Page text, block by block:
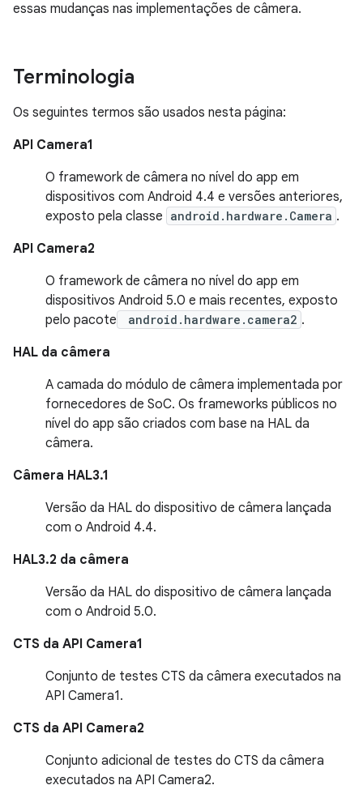
essas mudanças nas implementações de câmera.
Terminologia
Os seguintes termos são usados nesta página:
API Camera1
O framework de câmera no nível do app em
dispositivos com Android 4.4 e versões anteriores,
exposto pela classe android.hardware.Camera .
API Camera2
O framework de câmera no nível do app em
dispositivos Android 5.0 e mais recentes, exposto
pelo pacote
android.hardware.camera2 .
HAL da câmera
A camada do módulo de câmera implementada por
fornecedores de SoC. Os frameworks públicos no
nível do app são criados com base na HAL da
câmera.
Câmera HAL3.1
Versão da HAL do dispositivo de câmera lançada
com o Android 4.4.
HAL3.2 da câmera
Versão da HAL do dispositivo de câmera lançada
com o Android 5.0.
CTS da API Camera1
Conjunto de testes CTS da câmera executados na
API Camera1.
CTS da API Camera2
Conjunto adicional de testes do CTS da câmera
executados na API Camera2.